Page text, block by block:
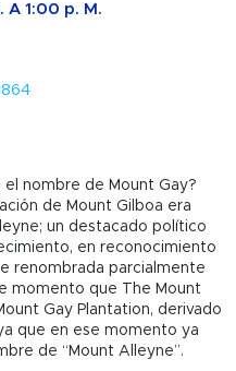
A 1:00 p. M.
nombre de Mount Gay?
de Mount Gilboa era
un destacado político
en reconocimiento
renombrada parcialmente
momento que The Mount
Gay Plantation, derivado
que en ese momento ya
de “Mount Alleyne”.